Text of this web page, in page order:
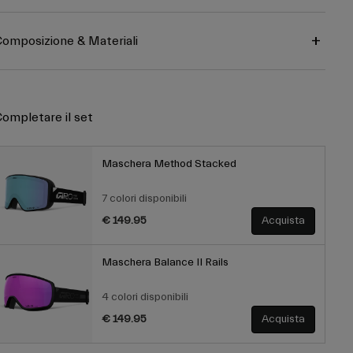
& Materiali
il set
Maschera Method Stacked
7 colori disponibili
€ 149.95
Acquista
Maschera Balance II Rails
4 colori disponibili
€ 149.95
Acquista